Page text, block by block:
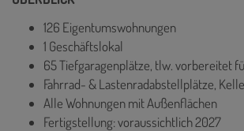
126 Eigentumswohnungen
1 Geschäftslokal
65 Tiefgaragenplätze, tlw. vorbereitet
Fahrrad- & Lastenradabstellplätze,
Alle Wohnungen mit Außenflächen
Fertigstellung: voraussichtlich 2027